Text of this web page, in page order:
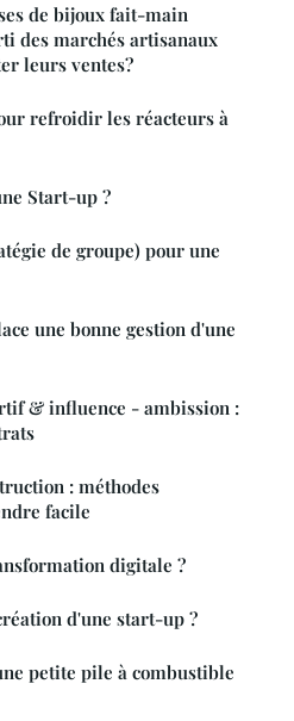
de bijoux fait-main
des marchés artisanaux
leurs ventes?
refroidir les réacteurs à
Start-up ?
de groupe) pour une
une bonne gestion d'une
& influence - ambission :
: méthodes
facile
digitale ?
d'une start-up ?
petite pile à combustible